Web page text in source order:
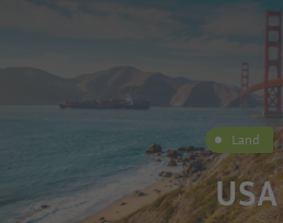
Land
USA